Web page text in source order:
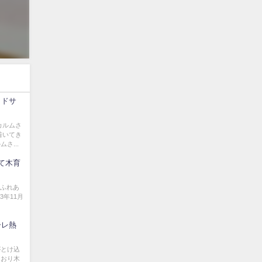
サ
ルムさ
いてき
さ...
木育
れあ
11月
熱
け込
り木